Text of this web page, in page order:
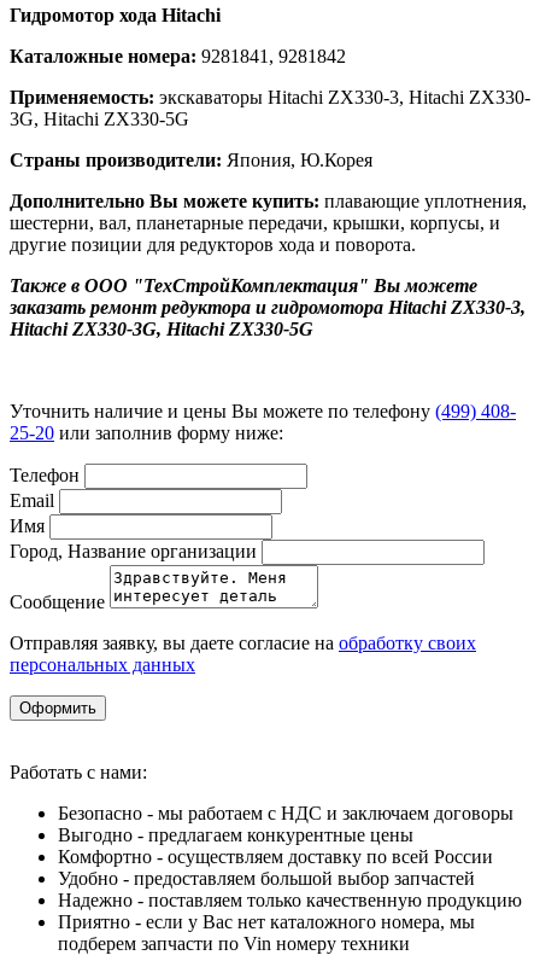
Гидромотор хода Hitachi
Каталожные номера: 9281841, 9281842
Применяемость: экскаваторы Hitachi ZX330-3, Hitachi ZX330-
3G, Hitachi ZX330-5G
Страны производители: Япония, Ю.Корея
Дополнительно Вы можете купить: плавающие уплотнения,
шестерни, вал, планетарные передачи, крышки, корпусы, и
другие позиции для редукторов хода и поворота.
Также в ООО "ТехСтройКомплектация" Вы можете
заказать ремонт редуктора и гидромотора Hitachi ZX330-3,
Hitachi ZX330-3G, Hitachi ZX330-5G
Уточнить наличие и цены Вы можете по телефону (499) 408-
25-20 или заполнив форму ниже:
Телефон
Email
Имя
Город, Название организации
Сообщение
Отправляя заявку, вы даете согласие на обработку своих
персональных данных
Оформить
Работать с нами:
Безопасно - мы работаем с НДС и заключаем договоры
Выгодно - предлагаем конкурентные цены
Комфортно - осуществляем доставку по всей России
Удобно - предоставляем большой выбор запчастей
Надежно - поставляем только качественную продукцию
Приятно - если у Вас нет каталожного номера, мы
подберем запчасти по Vin номеру техники